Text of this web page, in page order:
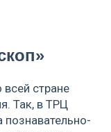
стране
Так, в ТРЦ